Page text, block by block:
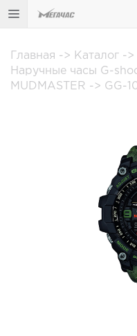
Главная -> Каталог ->
Наручные часы G-
MUDMASTER -> GG-